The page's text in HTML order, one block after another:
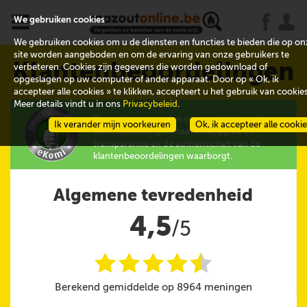
x
Klantenbeoordelingen
De evaluaties worden verzameld door eKomi,
een onafhankelijke maatschappij die de
transparantie en de authenticiteit van de
klantenbeoordelingen waarborgt.
Algemene tevredenheid
4,5/5
iiiii
@
Berekend gemiddelde op 8964 meningen
We gebruiken cookies
We gebruiken cookies om u de diensten en functies te bieden die op
site worden aangeboden en om de ervaring van onze gebruikers te
verbeteren. Cookies zijn gegevens die worden gedownload of
opgeslagen op uw computer of ander apparaat. Door op « Ok, ik
accepteer alle cookies » te klikken, accepteert u het gebruik van
Meer details vindt u in ons Privacybeleid .
Ok, ik accepteer alle
Ik verander mijn voorkeuren